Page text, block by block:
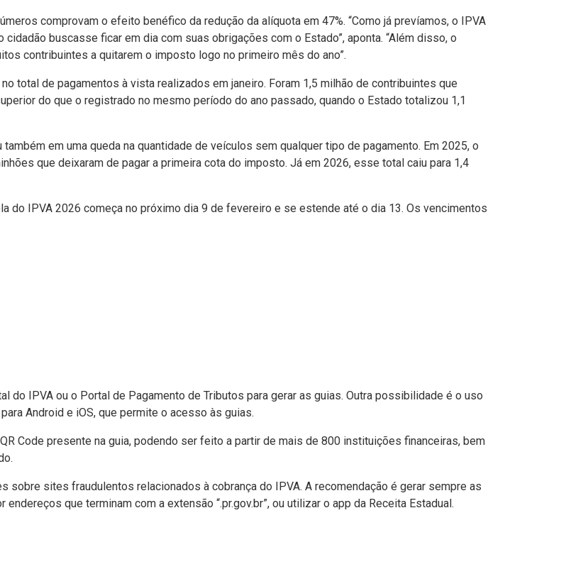
comprovam o efeito benéfico da redução da alíquota em 47%. “Como já prevíamos, o IPVA
buscasse ficar em dia com suas obrigações com o Estado”, aponta. “Além disso, o
contribuintes a quitarem o imposto logo no primeiro mês do ano”.
total de pagamentos à vista realizados em janeiro. Foram 1,5 milhão de contribuintes que
do que o registrado no mesmo período do ano passado, quando o Estado totalizou 1,1
em uma queda na quantidade de veículos sem qualquer tipo de pagamento. Em 2025, o
que deixaram de pagar a primeira cota do imposto. Já em 2026, esse total caiu para 1,4
do IPVA 2026 começa no próximo dia 9 de fevereiro e se estende até o dia 13. Os vencimentos
do IPVA ou o Portal de Pagamento de Tributos para gerar as guias. Outra possibilidade é o uso
Android e iOS, que permite o acesso às guias.
Code presente na guia, podendo ser feito a partir de mais de 800 instituições financeiras, bem
sobre sites fraudulentos relacionados à cobrança do IPVA. A recomendação é gerar sempre as
que terminam com a extensão “.pr.gov.br”, ou utilizar o app da Receita Estadual.